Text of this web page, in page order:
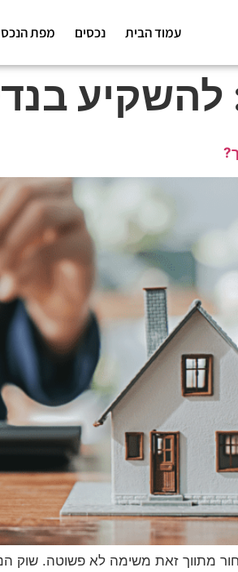
עמוד הבית נכסים מפת
להשקיע
מתווך זאת משימה לא פשוטה. שוק